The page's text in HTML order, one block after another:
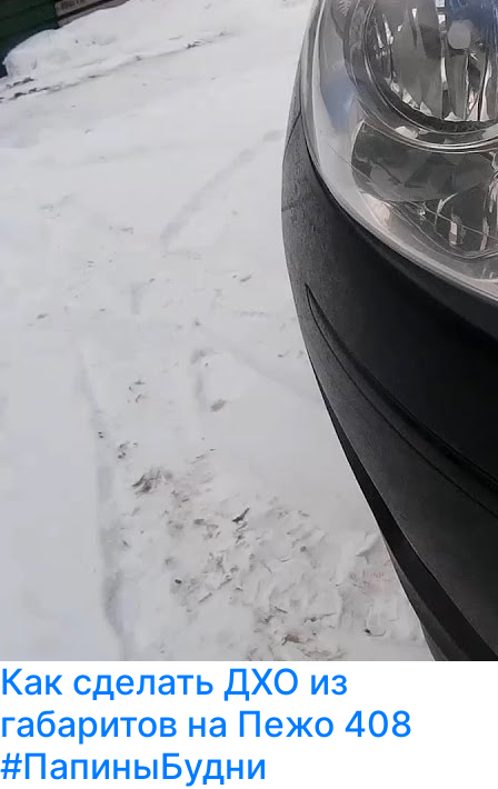
Как сделать ДХО из
габаритов на Пежо 408
#ПапиныБудни